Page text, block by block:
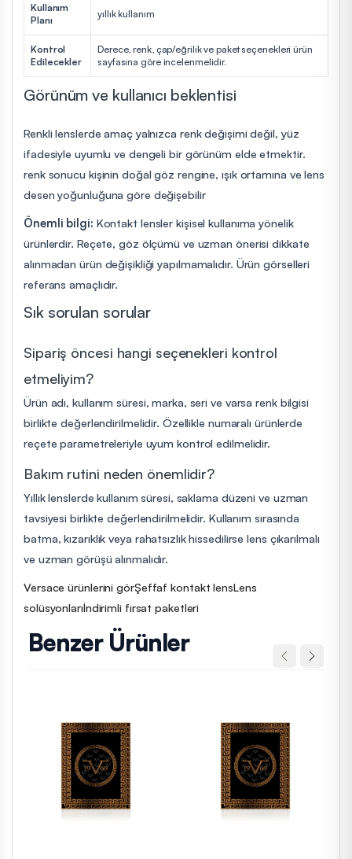
Kullanım
Planı
yıllık kullanım
Kontrol
Edilecekler
Derece, renk, çap/eğrilik ve paket seçenekleri ürün
sayfasına göre incelenmelidir.
Görünüm ve kullanıcı beklentisi
Renkli lenslerde amaç yalnızca renk değişimi değil, yüz
ifadesiyle uyumlu ve dengeli bir görünüm elde etmektir.
renk sonucu kişinin doğal göz rengine, ışık ortamına ve lens
desen yoğunluğuna göre değişebilir
Önemli bilgi: Kontakt lensler kişisel kullanıma yönelik
ürünlerdir. Reçete, göz ölçümü ve uzman önerisi dikkate
alınmadan ürün değişikliği yapılmamalıdır. Ürün görselleri
referans amaçlıdır.
Sık sorulan sorular
Sipariş öncesi hangi seçenekleri kontrol
etmeliyim?
Ürün adı, kullanım süresi, marka, seri ve varsa renk bilgisi
birlikte değerlendirilmelidir. Özellikle numaralı ürünlerde
reçete parametreleriyle uyum kontrol edilmelidir.
Bakım rutini neden önemlidir?
Yıllık lenslerde kullanım süresi, saklama düzeni ve uzman
tavsiyesi birlikte değerlendirilmelidir. Kullanım sırasında
batma, kızarıklık veya rahatsızlık hissedilirse lens çıkarılmalı
ve uzman görüşü alınmalıdır.
Versace ürünlerini görŞeffaf kontakt lensLens
solüsyonlarıİndirimli fırsat paketleri
Benzer Ürünler